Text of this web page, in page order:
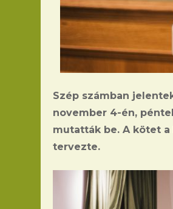
Szép számban
november 4-én,
mutatták be. A kötet
tervezte.